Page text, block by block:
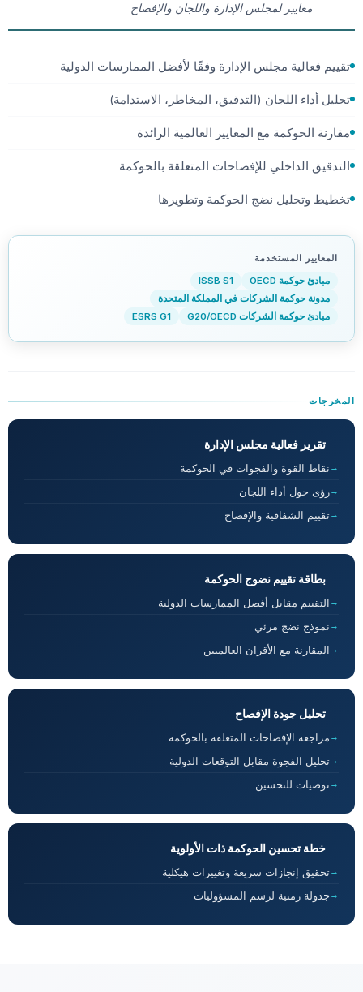
معايير لمجلس الإدارة واللجان والإفصاح
تقييم فعالية مجلس الإدارة وفقًا لأفضل الممارسات الدولية
تحليل أداء اللجان (التدقيق، المخاطر، الاستدامة)
مقارنة الحوكمة مع المعايير العالمية الرائدة
التدقيق الداخلي للإفصاحات المتعلقة بالحوكمة
تخطيط وتحليل نضج الحوكمة وتطويرها
المعايير المستخدمة
مبادئ حوكمة OECD
ISSB S1
مدونة حوكمة الشركات في المملكة المتحدة
مبادئ حوكمة الشركات G20/OECD
ESRS G1
المخرجات
تقرير فعالية مجلس الإدارة
نقاط القوة والفجوات في الحوكمة
رؤى حول أداء اللجان
تقييم الشفافية والإفصاح
بطاقة تقييم نضوج الحوكمة
التقييم مقابل أفضل الممارسات الدولية
نموذج نضج مرئي
المقارنة مع الأقران العالميين
تحليل جودة الإفصاح
مراجعة الإفصاحات المتعلقة بالحوكمة
تحليل الفجوة مقابل التوقعات الدولية
توصيات للتحسين
خطة تحسين الحوكمة ذات الأولوية
تحقيق إنجازات سريعة وتغييرات هيكلية
جدولة زمنية لرسم المسؤوليات